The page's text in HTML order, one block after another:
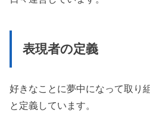
表現者の定義
好きなことに夢中になって取り
と定義しています。